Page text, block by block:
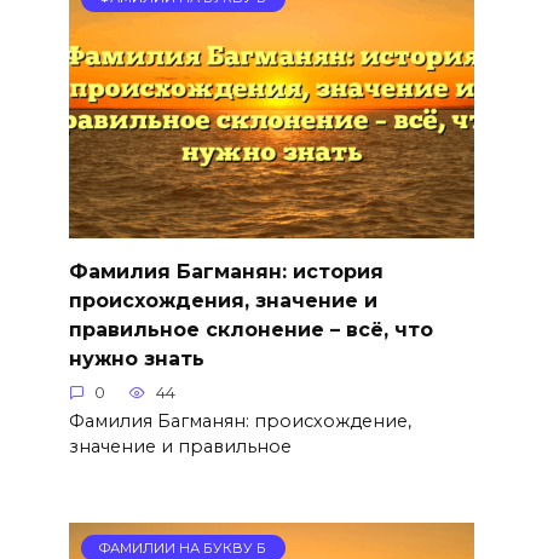
Фамилия Багманян: история
происхождения, значение и
правильное склонение – всё, что
нужно знать
0 44
Фамилия Багманян: происхождение,
значение и правильное
ФАМИЛИИ НА БУКВУ Б